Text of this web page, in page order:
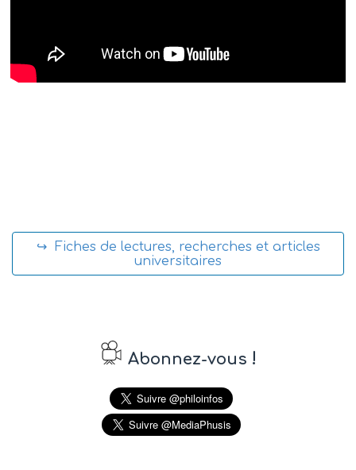
↪ Fiches de lectures, recherches et articles
universitaires
Abonnez-vous !